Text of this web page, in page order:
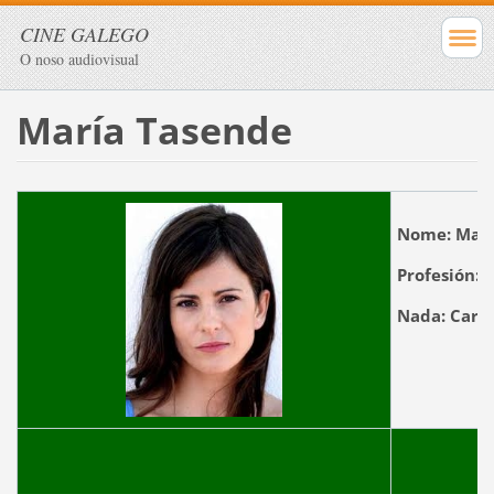
CINE GALEGO
O noso audiovisual
María Tasende
Nome:
Profesión:
Nada: